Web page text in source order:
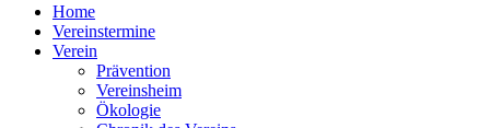
Home
Vereinstermine
Verein
Prävention
Vereinsheim
Ökologie